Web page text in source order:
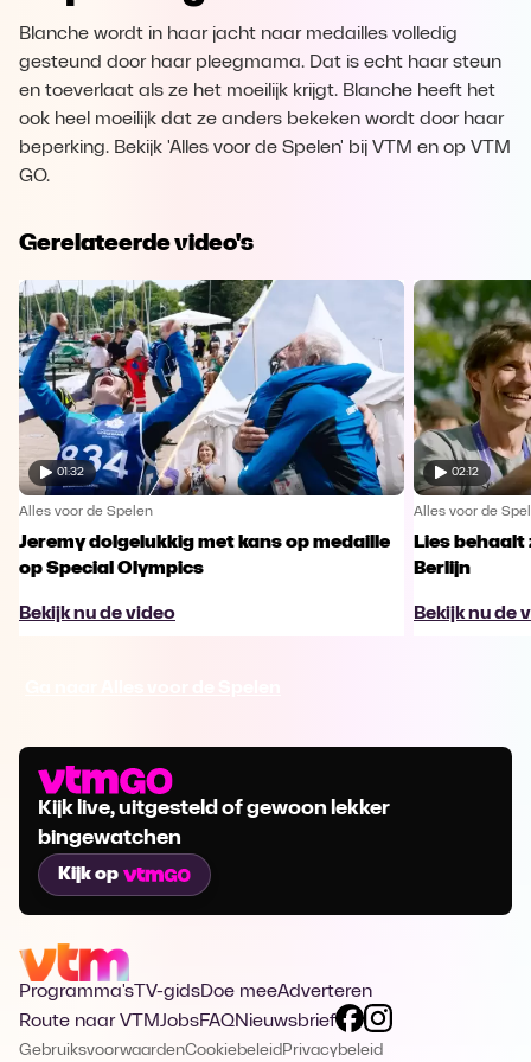
Blanche wordt in haar jacht naar medailles volledig
gesteund door haar pleegmama. Dat is echt haar steun
en toeverlaat als ze het moeilijk krijgt. Blanche heeft het
ook heel moeilijk dat ze anders bekeken wordt door haar
beperking. Bekijk 'Alles voor de Spelen' bij VTM en op VTM
GO.
Gerelateerde video's
01:32
Alles voor de Spelen
Jeremy dolgelukkig met kans op medaille
op Special Olympics
Bekijk nu de video
02:12
Alles voor de
Lies
Berlijn
Bekijk nu de
Kijk live, uitgesteld of gewoon lekker
bingewatchen
Kijk op
Programma's TV-gidsDoe meeAdverteren
Route naar VTMJobsFAQNieuwsbrief
GebruiksvoorwaardenCookiebeleid Privacybeleid